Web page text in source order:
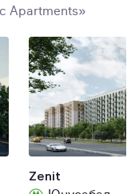
Apartments»
Zenit